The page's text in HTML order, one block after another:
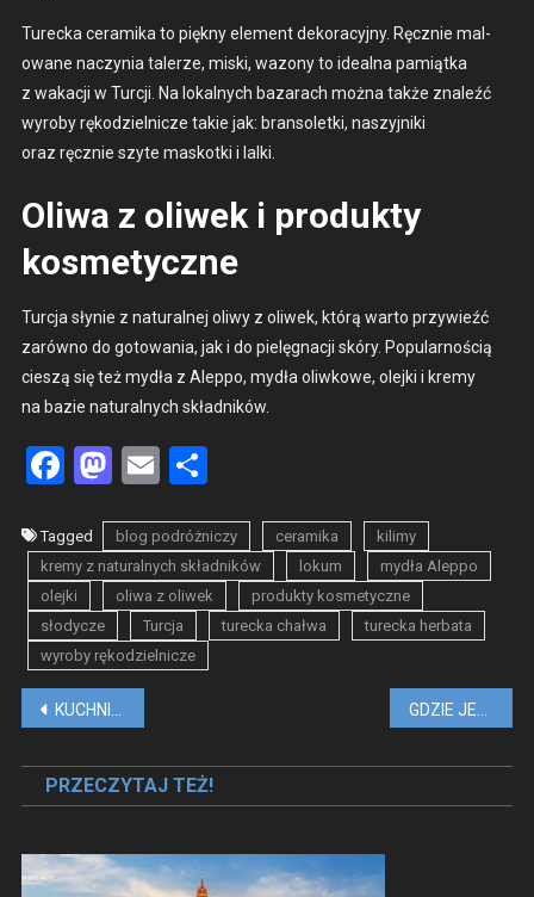
Turec­ka cerami­ka to piękny ele­ment deko­ra­cyjny. Ręcznie mal­
owane naczy­nia talerze, mis­ki, wazony to ide­al­na pamiąt­ka
z wakacji w Tur­cji. Na lokalnych bazarach moż­na także znaleźć
wyro­by rękodziel­nicze takie jak: bran­so­let­ki, naszyjni­ki
oraz ręcznie szyte maskot­ki i lal­ki.
Oliwa z oliwek i produkty
kosmetyczne
Tur­c­ja słynie z nat­u­ral­nej oli­wy z oli­wek, którą warto przy­wieźć
zarówno do gotowa­nia, jak i do pielę­gnacji skóry. Pop­u­larnoś­cią
cieszą się też mydła z Alep­po, mydła oli­wkowe, ole­j­ki i kre­my
na bazie nat­u­ral­nych skład­ników.
Facebook
Mastodon
EmailShare
Tagged blog podróżniczy ceramika
kilimy
kremy z naturalnych składników
lokum
mydła Aleppo
olejki
oliwa z oliwek
produkty kosmetyczne
słodycze
Turcja turecka chałwa
turecka herbata
wyroby rękodzielnicze
Nawigacja
wpisu
KUCHNIA WŁOSKA, TEGO MUSISZ SPRÓBOWAĆ BĘDĄC WE WŁOSZECH
PRZECZYTAJ TEŻ!